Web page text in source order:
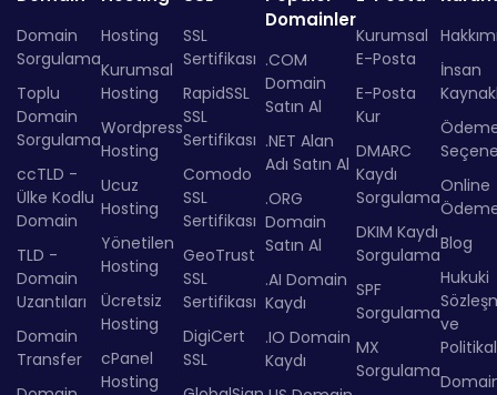
Domain
Sorgulama
Toplu
Domain
Sorgulama
ccTLD -
Ülke Kodlu
Domain
TLD -
Domain
Uzantıları
Domain
Transfer
Hosting
Kurumsal
Hosting
Wordpress
Hosting
Ucuz
Hosting
Yönetilen
Hosting
Ücretsiz
Hosting
cPanel
Hosting
SSL
Sertifikası
RapidSSL
SSL
Sertifikası
Comodo
SSL
Sertifikası
GeoTrust
SSL
Sertifikası
DigiCert
SSL
Domainler
.COM
Domain
Satın Al
.NET Alan
Adı Satın Al
.ORG
Domain
Satın Al
.AI Domain
Kaydı
.IO Domain
Kaydı
Kurumsal
E-Posta
E-Posta
Kur
DMARC
Kaydı
Sorgulama
DKIM Kaydı
Sorgulama
SPF
Sorgulama
MX
Sorgulama
İnsan
Online
Blog
Hukuki
ve